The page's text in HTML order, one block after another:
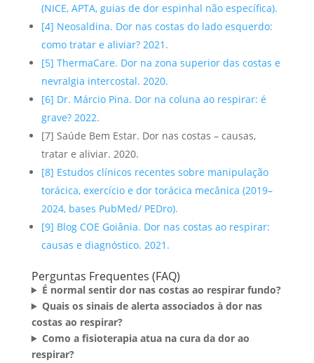
(NICE, APTA, guias de dor espinhal não específica).
[4] Neosaldina. Dor nas costas do lado esquerdo:
como tratar e aliviar? 2021.
[5] ThermaCare. Dor na zona superior das costas e
nevralgia intercostal. 2020.
[6] Dr. Márcio Pina. Dor na coluna ao respirar: é
grave? 2022.
[7] Saúde Bem Estar. Dor nas costas – causas,
tratar e aliviar. 2020.
[8] Estudos clínicos recentes sobre manipulação
torácica, exercício e dor torácica mecânica (2019–
2024, bases PubMed/ PEDro).
[9] Blog COE Goiânia. Dor nas costas ao respirar:
causas e diagnóstico. 2021.
Perguntas Frequentes (FAQ)
É normal sentir dor nas costas ao respirar fundo?
Quais os sinais de alerta associados à dor nas
costas ao respirar?
Como a fisioterapia atua na cura da dor ao
respirar?